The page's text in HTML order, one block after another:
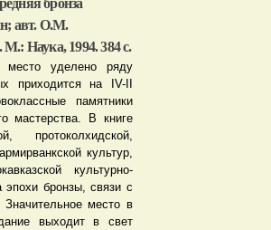
авт. О.М.
Наука, 1994. 384 с.
место уделено ряду
приходится на IV-II
памятники
мастерства. В книге
протоколхидской,
культур,
культурно-
эпохи бронзы, связи с
место в
выходит в свет